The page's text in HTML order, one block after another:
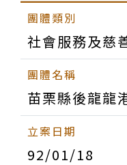
社會服務及慈
苗栗縣後龍龍
92/01/18